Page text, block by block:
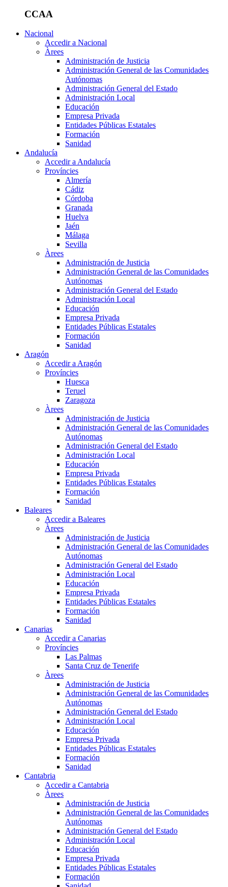
CCAA
Nacional
Accedir a Nacional
Àrees
Administración de Justicia
Administración General de las Comunidades
Autónomas
Administración General del Estado
Administración Local
Educación
Empresa Privada
Entidades Públicas Estatales
Formación
Sanidad
Andalucía
Accedir a Andalucía
Províncies
Almería
Cádiz
Córdoba
Granada
Huelva
Jaén
Málaga
Sevilla
Àrees
Administración de Justicia
Administración General de las Comunidades
Autónomas
Administración General del Estado
Administración Local
Educación
Empresa Privada
Entidades Públicas Estatales
Formación
Sanidad
Aragón
Accedir a Aragón
Províncies
Huesca
Teruel
Zaragoza
Àrees
Administración de Justicia
Administración General de las Comunidades
Autónomas
Administración General del Estado
Administración Local
Educación
Empresa Privada
Entidades Públicas Estatales
Formación
Sanidad
Baleares
Accedir a Baleares
Àrees
Administración de Justicia
Administración General de las Comunidades
Autónomas
Administración General del Estado
Administración Local
Educación
Empresa Privada
Entidades Públicas Estatales
Formación
Sanidad
Canarias
Accedir a Canarias
Províncies
Las Palmas
Santa Cruz de Tenerife
Àrees
Administración de Justicia
Administración General de las Comunidades
Autónomas
Administración General del Estado
Administración Local
Educación
Empresa Privada
Entidades Públicas Estatales
Formación
Sanidad
Cantabria
Accedir a Cantabria
Àrees
Administración de Justicia
Administración General de las Comunidades
Autónomas
Administración General del Estado
Administración Local
Educación
Empresa Privada
Entidades Públicas Estatales
Formación